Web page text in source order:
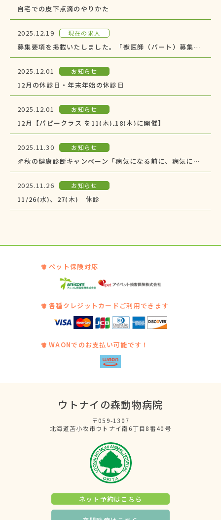
自宅での皮下点滴のやりかた
2025.12.19 現在の求人
募集要項を掲載いたしました。「獣医師（パート）募集中」
2025.12.01 お知らせ
12月の休診日・年末年始の休診日
2025.12.01 お知らせ
12月【パピークラス を11(木),18(木)に開催】
2025.11.30 お知らせ
🍂秋の健康診断キャンペーン「病気になる前に、病気にさせない！」🌰
2025.11.26 お知らせ
11/26(水)、27(木) 休診
ペット保険対応
各種クレジットカードご利用できます
WAONでのお支払い可能です！
ウトナイの森動物病院
〒059-1307
北海道苫小牧市ウトナイ南6丁目8番40号
ネット予約はこちら